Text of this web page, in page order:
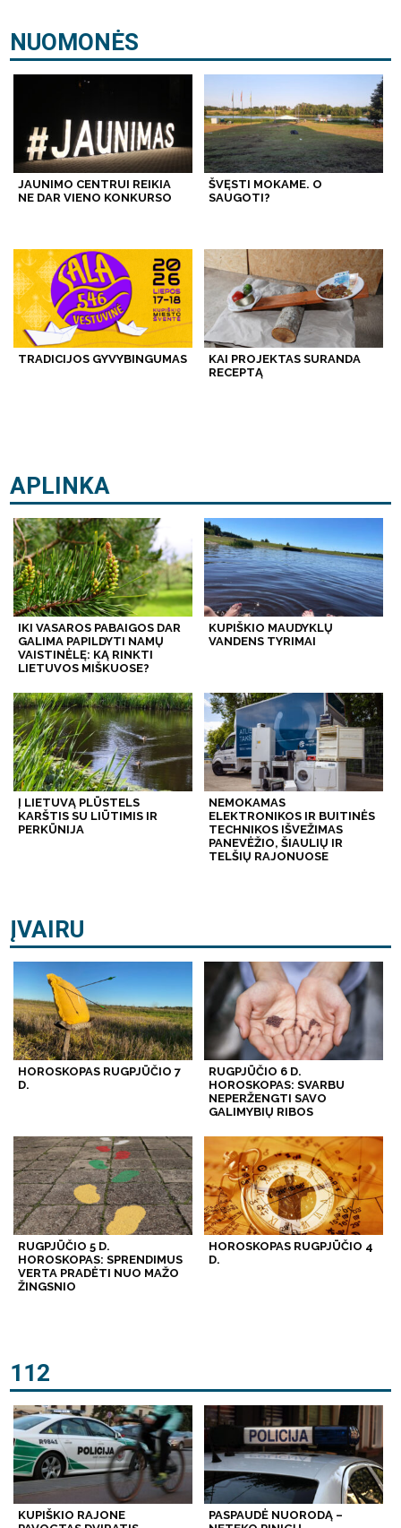
NUOMONĖS
JAUNIMO CENTRUI REIKIA
NE DAR VIENO KONKURSO
ŠVĘSTI MOKAME. O
SAUGOTI?
TRADICIJOS GYVYBINGUMAS
KAI PROJEKTAS SURANDA
RECEPTĄ
APLINKA
IKI VASAROS PABAIGOS DAR
GALIMA PAPILDYTI NAMŲ
VAISTINĖLĘ: KĄ RINKTI
LIETUVOS MIŠKUOSE?
KUPIŠKIO MAUDYKLŲ
VANDENS TYRIMAI
Į LIETUVĄ PLŪSTELS
KARŠTIS SU LIŪTIMIS IR
PERKŪNIJA
NEMOKAMAS
ELEKTRONIKOS IR BUITINĖS
TECHNIKOS IŠVEŽIMAS
PANEVĖŽIO, ŠIAULIŲ IR
TELŠIŲ RAJONUOSE
ĮVAIRU
HOROSKOPAS RUGPJŪČIO 7
D.
RUGPJŪČIO 6 D.
HOROSKOPAS: SVARBU
NEPERŽENGTI SAVO
GALIMYBIŲ RIBOS
RUGPJŪČIO 5 D.
HOROSKOPAS: SPRENDIMUS
VERTA PRADĖTI NUO MAŽO
ŽINGSNIO
HOROSKOPAS RUGPJŪČIO 4
D.
112
KUPIŠKIO RAJONE
PASPAUDĖ NUORODĄ –